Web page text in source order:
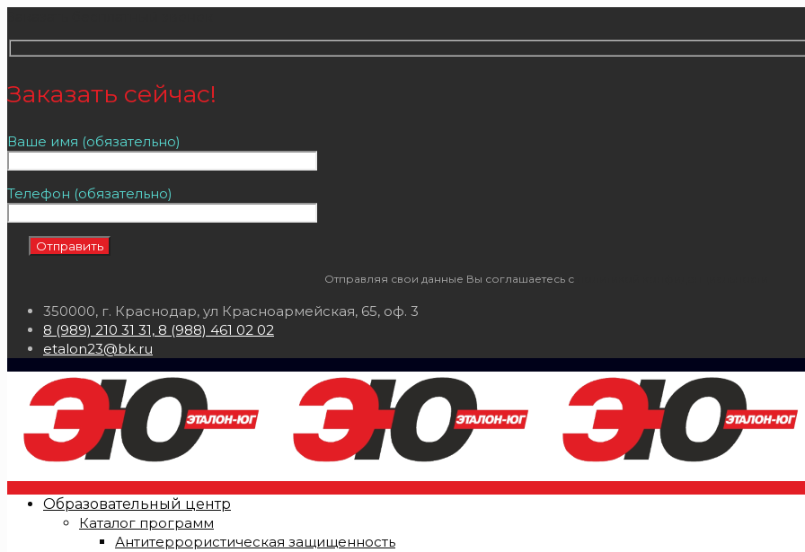
Заказать сейчас!
Ваше имя (обязательно)
Телефон (обязательно)
Отправляя свои данные Вы соглашаетесь с
350000, г. Краснодар, ул Красноармейская, 65, оф. 3
8 (989) 210 31 31, 8 (988) 461 02 02
etalon23@bk.ru
Образовательный центр
Каталог программ
Антитеррористическая защищенность